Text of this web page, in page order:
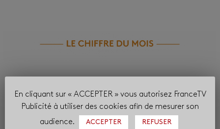
En cliquant sur « ACCEPTER » vous autorisez FranceTV
Publicité à utiliser des cookies afin de mesurer son
audience.
ACCEPTER REFUSER